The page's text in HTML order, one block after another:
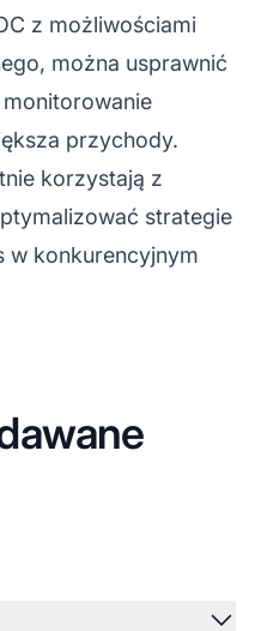
z możliwościami
można usprawnić
przychody.
korzystają z
strategie
w konkurencyjnym